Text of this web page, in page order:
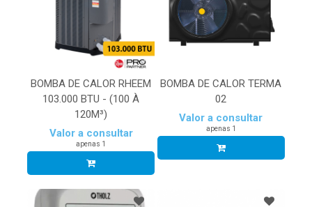
BOMBA DE CALOR RHEEM
103.000 BTU - (100 À
120M³)
Valor a consultar
apenas 1
BOMBA DE CALOR TERMA
02
Valor a consultar
apenas 1